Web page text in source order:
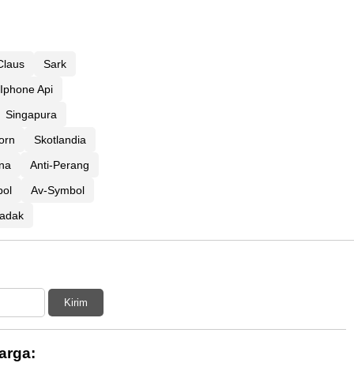
Sark
Iphone Api
Singapura
Skotlandia
Anti-Perang
Av-Symbol
Kirim